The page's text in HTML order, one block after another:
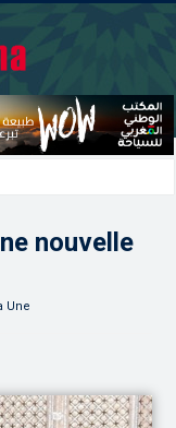
nouvelle
Une